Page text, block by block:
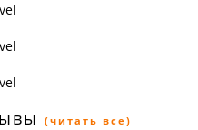
(читать все)